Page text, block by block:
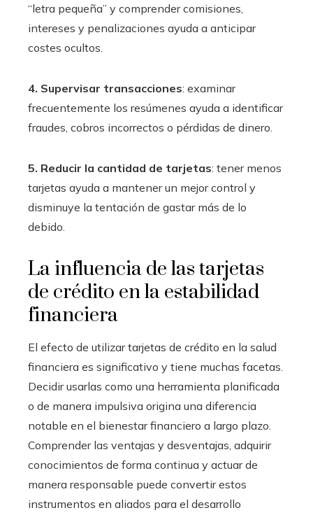
“letra pequeña” y comprender comisiones,
intereses y penalizaciones ayuda a anticipar
costes ocultos.
4. Supervisar transacciones: examinar
frecuentemente los resúmenes ayuda a identificar
fraudes, cobros incorrectos o pérdidas de dinero.
5. Reducir la cantidad de tarjetas: tener menos
tarjetas ayuda a mantener un mejor control y
disminuye la tentación de gastar más de lo
debido.
La influencia de las tarjetas
de crédito en la estabilidad
financiera
El efecto de utilizar tarjetas de crédito en la salud
financiera es significativo y tiene muchas facetas.
Decidir usarlas como una herramienta planificada
o de manera impulsiva origina una diferencia
notable en el bienestar financiero a largo plazo.
Comprender las ventajas y desventajas, adquirir
conocimientos de forma continua y actuar de
manera responsable puede convertir estos
instrumentos en aliados para el desarrollo